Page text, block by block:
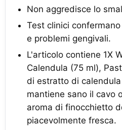
Non aggredisce lo
Test clinici
e problemi gengivali.
L'articolo contiene 1X
Calendula (75 ml),
di estratto di
mantiene sano il cavo
aroma di finocchietto
piacevolmente fresca.